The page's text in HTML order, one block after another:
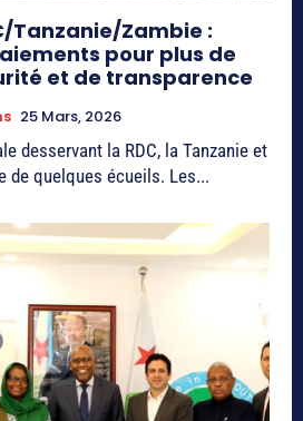
Tanzanie/Zambie :
pour plus de
et de transparence
25 Mars, 2026
desservant la RDC, la Tanzanie et
de quelques écueils. Les...